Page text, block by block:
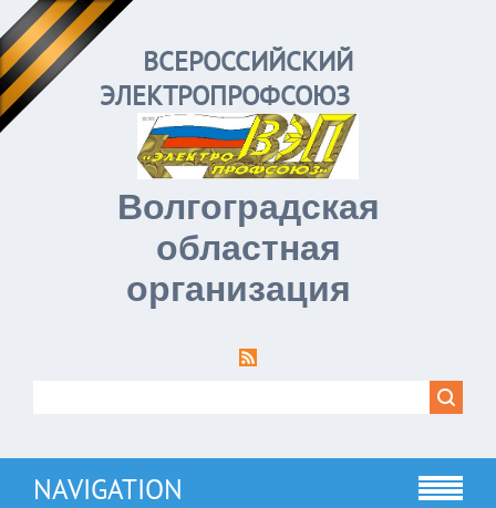
ВСЕРОССИЙСКИЙ
ЭЛЕКТРОПРОФСОЮЗ
Волгоградская
областная
организация
NAVIGATION